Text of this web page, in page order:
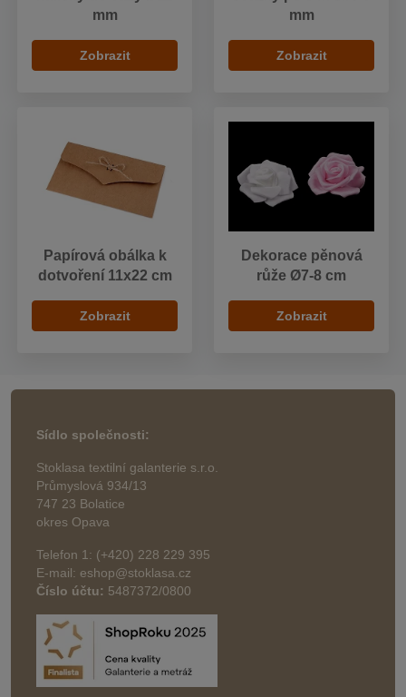
mm
Zobrazit
mm
Zobrazit
Papírová obálka k
dotvoření 11x22 cm
Zobrazit
Dekorace pěnová
růže Ø7-8 cm
Zobrazit
Sídlo společnosti:
Stoklasa textilní galanterie s.r.o.
Průmyslová 934/13
747 23 Bolatice
okres Opava
Telefon 1: (+420) 228 229 395
E-mail: eshop@stoklasa.cz
Číslo účtu: 5487372/0800